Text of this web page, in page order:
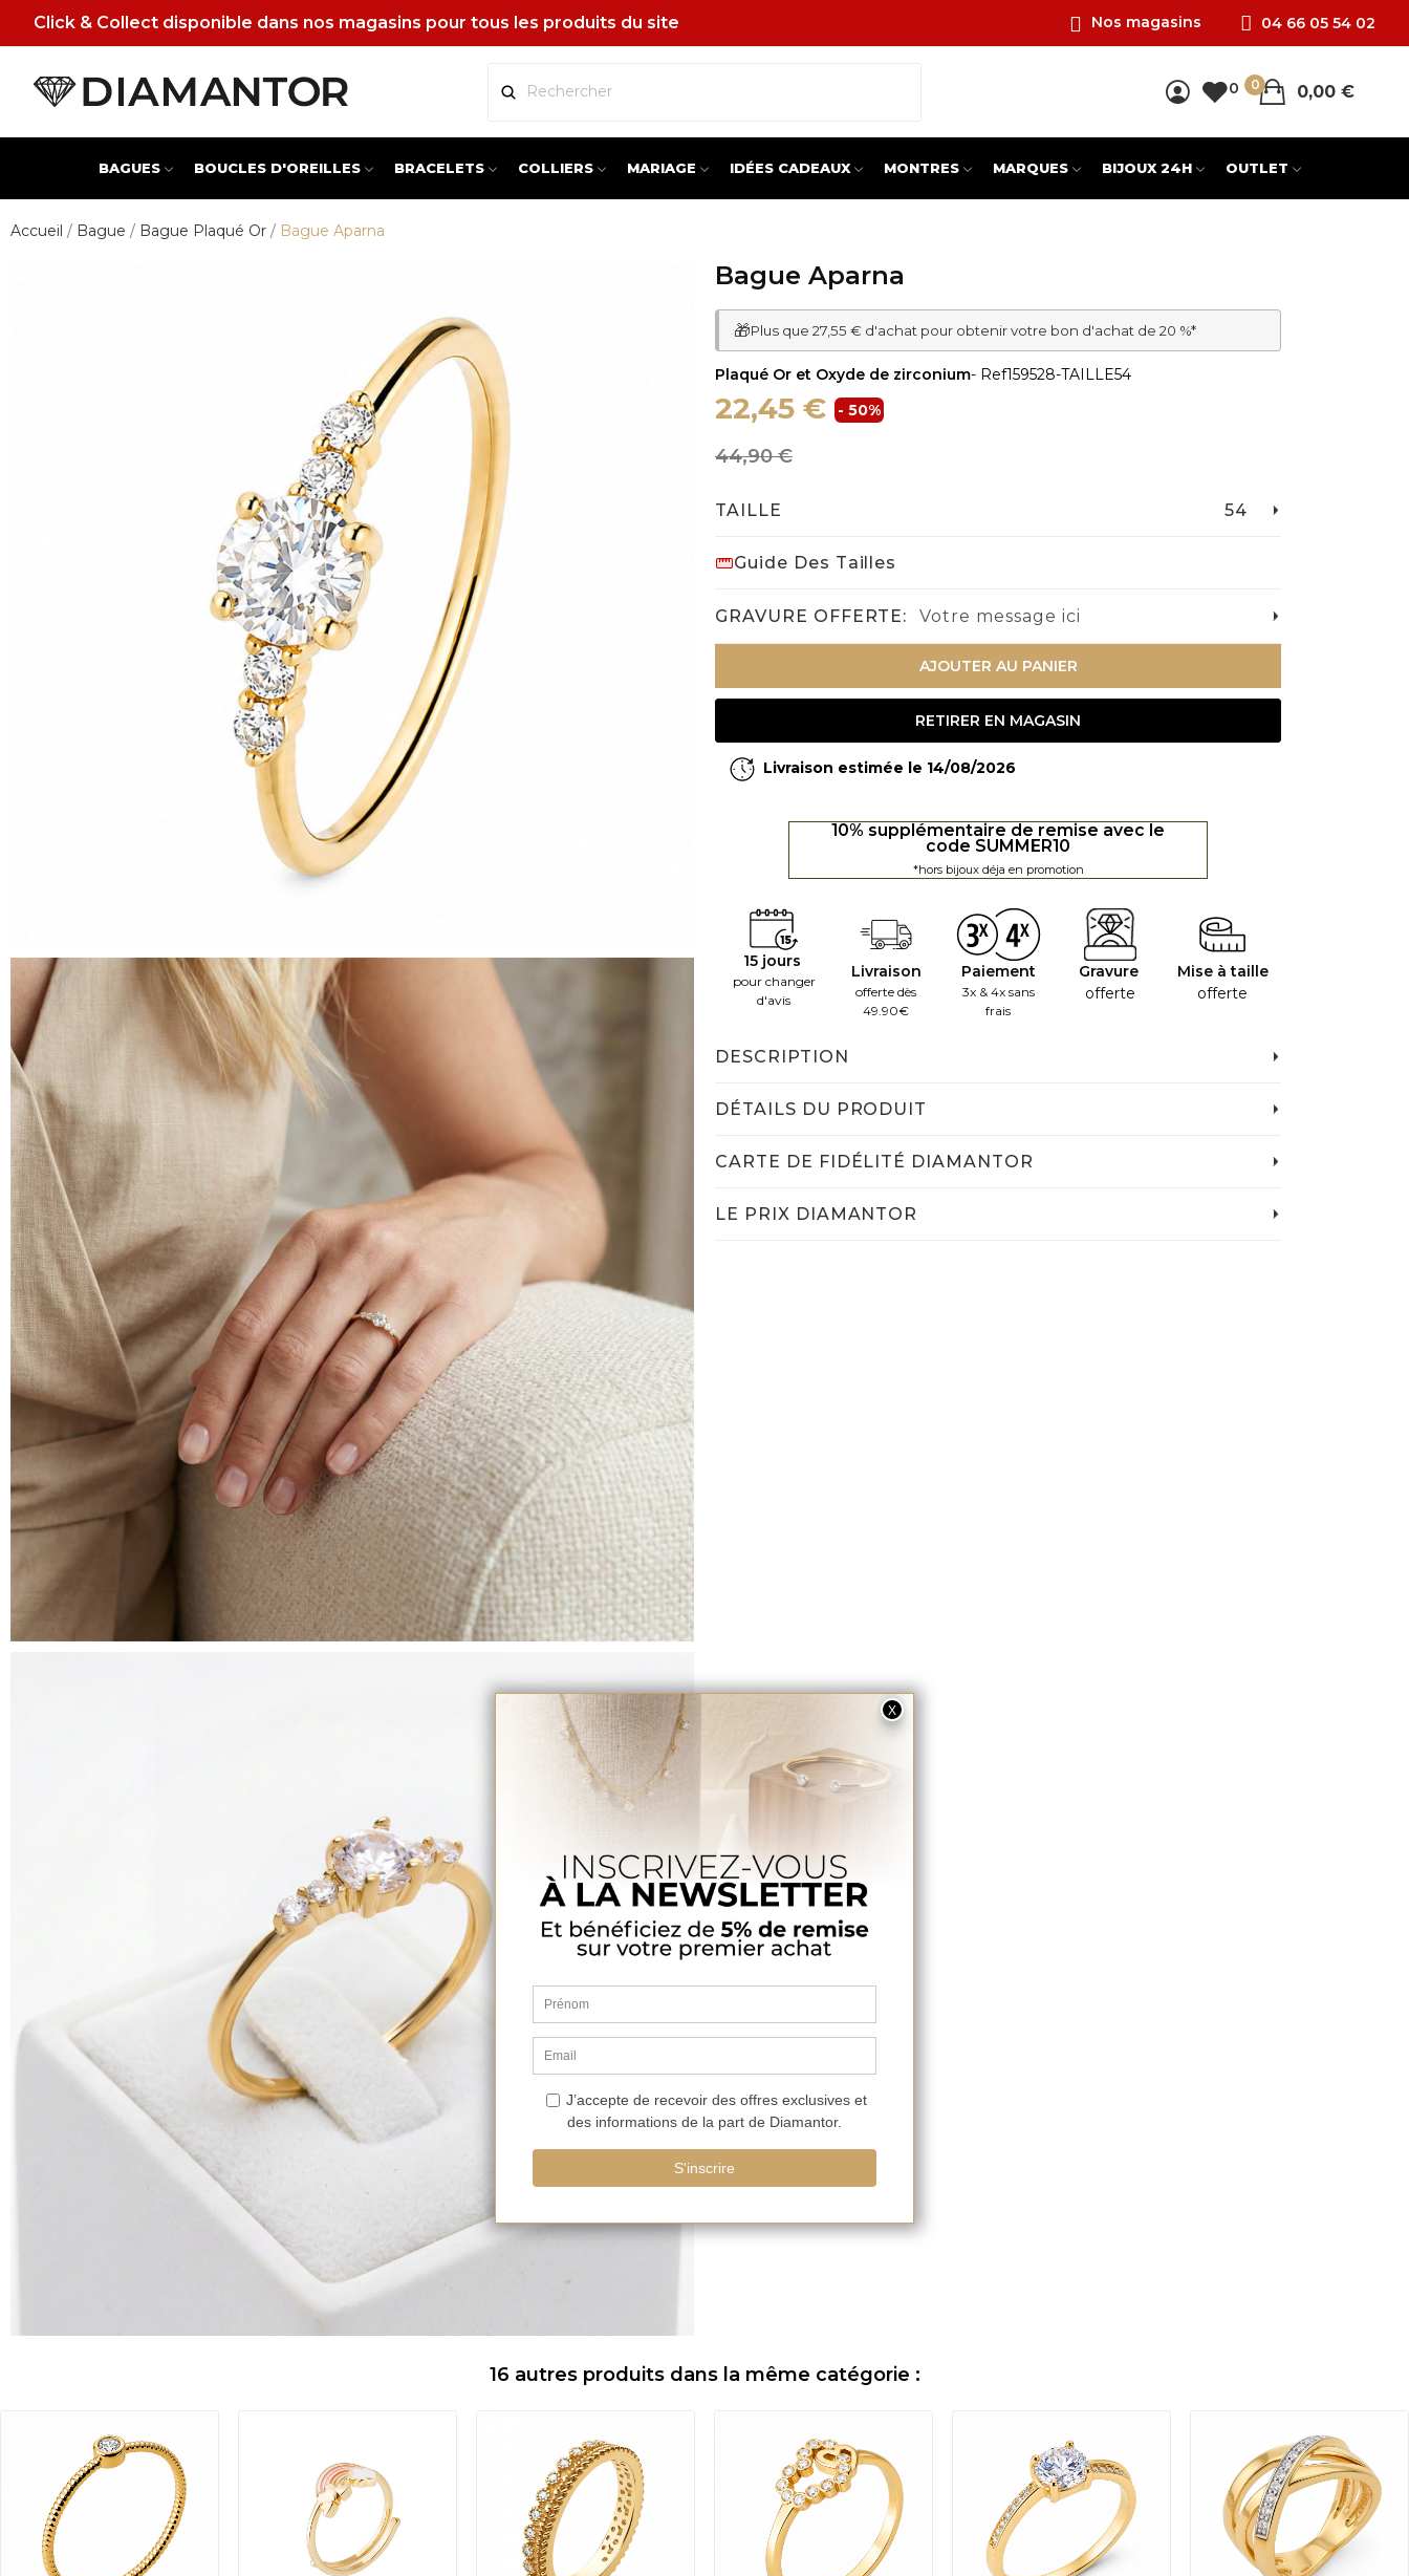
Click & Collect disponible dans nos magasins pour tous les produits du site Nos magasins 04 66 05 54 02
0 0,00 €
0
BAGUES BOUCLES D'OREILLES BRACELETS COLLIERS MARIAGE IDÉES CADEAUX MONTRES MARQUES BIJOUX 24H OUTLET
Accueil Bague Bague Plaqué Or Bague Aparna
Bague Aparna
🎁Plus que 27,55 € d'achat pour obtenir votre bon d'achat de 20 %*
Plaqué Or et Oxyde de zirconium- Ref159528-TAILLE54
22,45 € - 50%
44,90 €
TAILLE 54
Guide Des Tailles
GRAVURE OFFERTE: Votre message ici
AJOUTER AU PANIER
RETIRER EN MAGASIN
Livraison estimée le 14/08/2026
10% supplémentaire de remise avec le
code SUMMER10
*hors bijoux déja en promotion
15 jours
pour changer
d'avis
Livraison
offerte dès
49.90€
Paiement
3x & 4x sans
frais
Gravure
offerte
Mise à taille
offerte
DESCRIPTION
DÉTAILS DU PRODUIT
CARTE DE FIDÉLITÉ DIAMANTOR
LE PRIX DIAMANTOR
16 autres produits dans la même catégorie :